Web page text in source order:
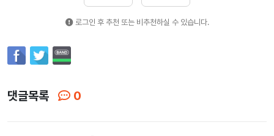
로그인 후 추천 또는 비추천하실 수 있습니다.
댓글목록 0